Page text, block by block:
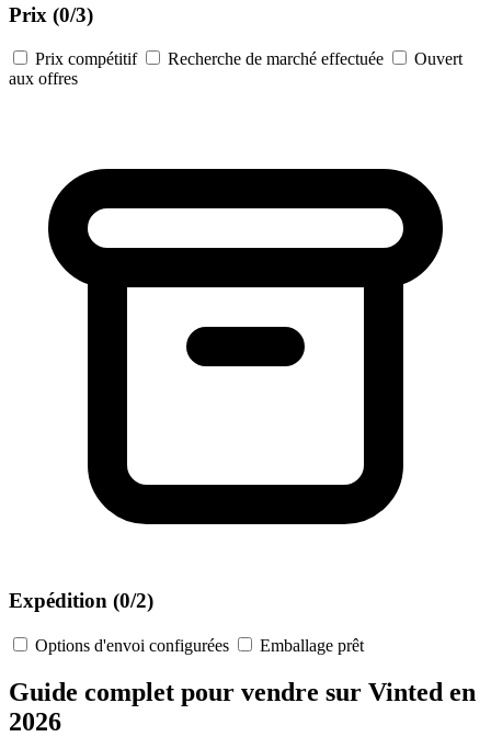
Prix (0/3)
Prix compétitif Recherche de marché effectuée
Ouvert
aux offres
Expédition (0/2)
Options d'envoi configurées Emballage prêt
Guide complet pour vendre sur Vinted en
2026